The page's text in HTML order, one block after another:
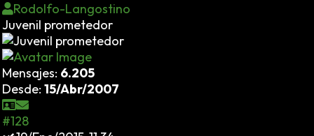
Rodolfo-Langostino
Juvenil prometedor
Mensajes: 6.205
Desde: 15/Abr/2007
#128